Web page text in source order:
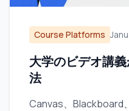
Course Platforms
大学のビデオ講
法
Canvas、Blackboard